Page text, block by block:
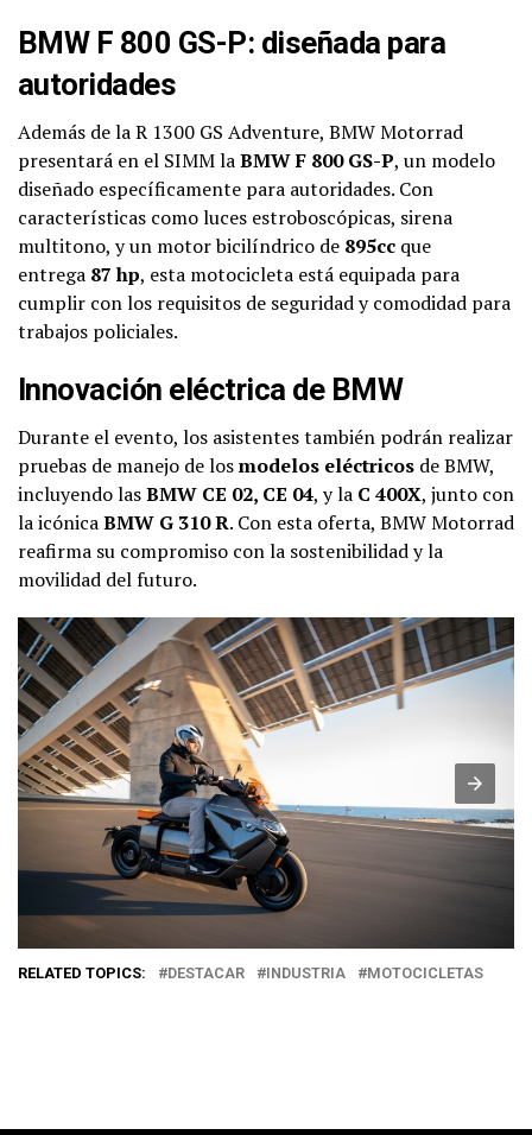
BMW F 800 GS-P: diseñada para
autoridades
Además de la R 1300 GS Adventure, BMW Motorrad
presentará en el SIMM laBMW F 800 GS-P, un modelo
diseñado específicamente para autoridades. Con
características como luces estroboscópicas, sirena
multitono, y un motor bicilíndrico de 895cc que
entrega 87 hp, esta motocicleta está equipada para
cumplir con los requisitos de seguridad y comodidad para
trabajos policiales.
Innovación eléctrica de BMW
Durante el evento, los asistentes también podrán realizar
pruebas de manejo de losmodelos eléctricos de BMW,
incluyendo lasBMW CE 02, CE 04, y la C 400X, junto con
la icónicaBMW G 310 R. Con esta oferta, BMW Motorrad
reafirma su compromiso con la sostenibilidad y la
movilidad del futuro.
RELATED TOPICS: DESTACAR INDUSTRIA MOTOCICLETAS